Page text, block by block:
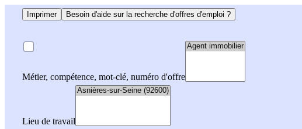
Imprimer Besoin d'aide sur la recherche d'offres d'emploi ?
Métier, compétence, mot-clé, numéro d'offre
Lieu de travail